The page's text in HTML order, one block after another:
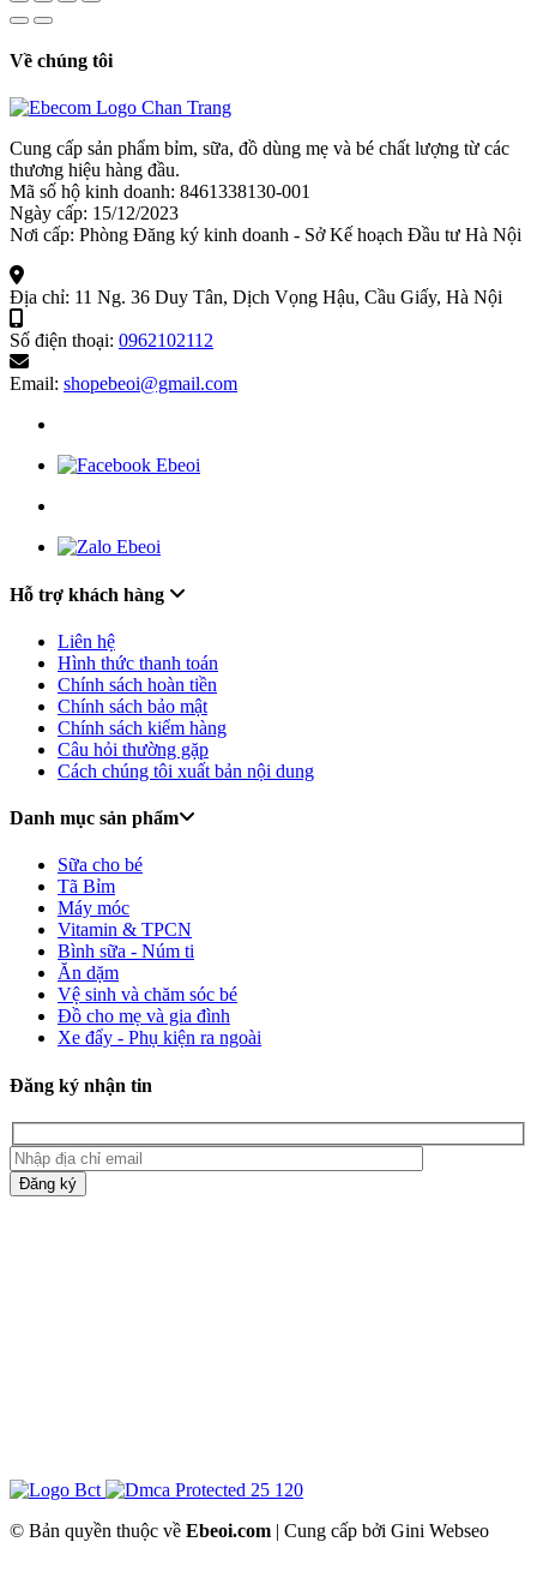
Về chúng tôi
Cung cấp sản phẩm bỉm, sữa, đồ dùng mẹ và bé chất lượng từ các
thương hiệu hàng đầu.
Mã số hộ kinh doanh: 8461338130-001
Ngày cấp: 15/12/2023
Nơi cấp: Phòng Đăng ký kinh doanh - Sở Kế hoạch Đầu tư Hà Nội
Địa chỉ: 11 Ng. 36 Duy Tân, Dịch Vọng Hậu, Cầu Giấy, Hà Nội
Số điện thoại: 0962102112
Email: shopebeoi@gmail.com
Hỗ trợ khách hàng
Liên hệ
Hình thức thanh toán
Chính sách hoàn tiền
Chính sách bảo mật
Chính sách kiểm hàng
Câu hỏi thường gặp
Cách chúng tôi xuất bản nội dung
Danh mục sản phẩm
Sữa cho bé
Tã Bỉm
Máy móc
Vitamin & TPCN
Bình sữa - Núm ti
Ăn dặm
Vệ sinh và chăm sóc bé
Đồ cho mẹ và gia đình
Xe đẩy - Phụ kiện ra ngoài
Đăng ký nhận tin
Đăng ký
© Bản quyền thuộc về Ebeoi.com | Cung cấp bởi Gini Webseo